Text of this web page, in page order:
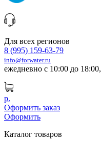
Для всех регионов
8 (995) 159-63-79
info@forwater.ru
ежедневно с 10:00 до 18:00,
р.
Оформить заказ
Оформить
Каталог товаров